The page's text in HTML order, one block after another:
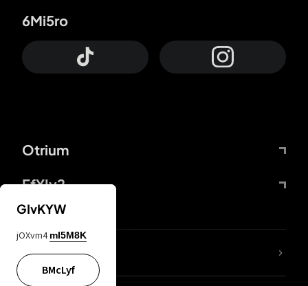
Otrium
FfYIy2
6Mi5ro
ZbBJcb
GIvKYW
jOXvm4 mI5M8K
BMcLyf